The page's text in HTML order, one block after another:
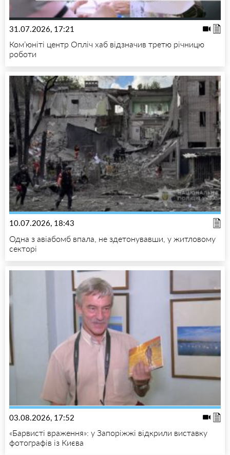
31.07.2026, 17:21
Ком’юніті центр Опліч хаб відзначив третю річницю
роботи
10.07.2026, 18:43
Одна з авіабомб впала, не здетонувавши, у житловому
секторі
03.08.2026, 17:52
«Барвисті враження»: у Запоріжжі відкрили виставку
фотографів із Києва